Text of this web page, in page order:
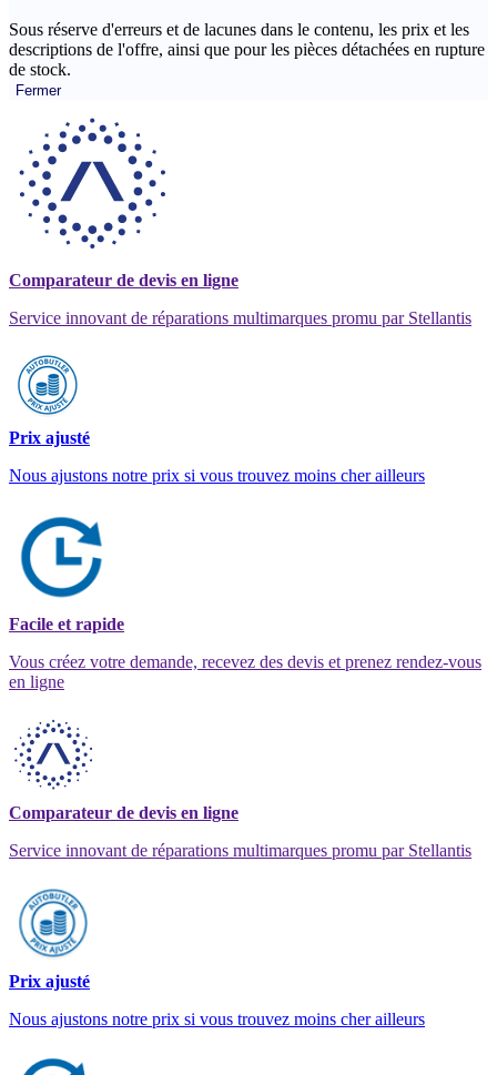
Sous réserve d'erreurs et de lacunes dans le contenu, les prix et les
descriptions de l'offre, ainsi que pour les pièces détachées en rupture
de stock.
Fermer
Comparateur de devis en ligne
Service innovant de réparations multimarques promu par Stellantis
Prix ajusté
Nous ajustons notre prix si vous trouvez moins cher ailleurs
Facile et rapide
Vous créez votre demande, recevez des devis et prenez rendez-vous
en ligne
Comparateur de devis en ligne
Service innovant de réparations multimarques promu par Stellantis
Prix ajusté
Nous ajustons notre prix si vous trouvez moins cher ailleurs